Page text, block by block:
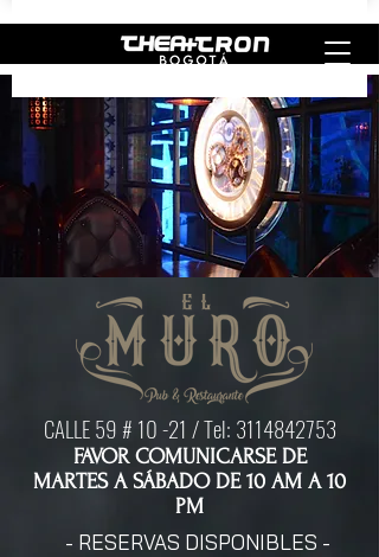
CALLE 59 # 10 -21 / Tel: 3114842753
FAVOR COMUNICARSE DE
MARTES A SÁBADO DE 10 AM A 10
PM
- RESERVAS DISPONIBLES -